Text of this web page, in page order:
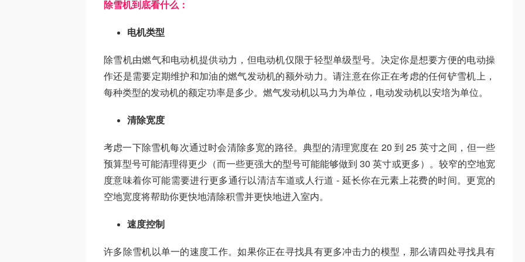
除雪机到底看什么：
电机类型
除雪机由燃气和电动机提供动力，但电动机仅限于轻型单级型号。决定你是想要方便的电动操
作还是需要定期维护和加油的燃气发动机的额外动力。请注意在你正在考虑的任何铲雪机上，
每种类型的发动机的额定功率是多少。燃气发动机以马力为单位，电动发动机以安培为单位。
清除宽度
考虑一下除雪机每次通过时会清除多宽的路径。典型的清理宽度在 20 到 25 英寸之间，但一些
预算型号可能清理得更少（而一些更强大的型号可能能够做到 30 英寸或更多）。较窄的空地宽
度意味着你可能需要进行更多通行以清洁车道或人行道 - 延长你在元素上花费的时间。更宽的
空地宽度将帮助你更快地清除积雪并更快地进入室内。
速度控制
许多除雪机以单一的速度工作。如果你正在寻找具有更多冲击力的模型，那么请四处寻找具有